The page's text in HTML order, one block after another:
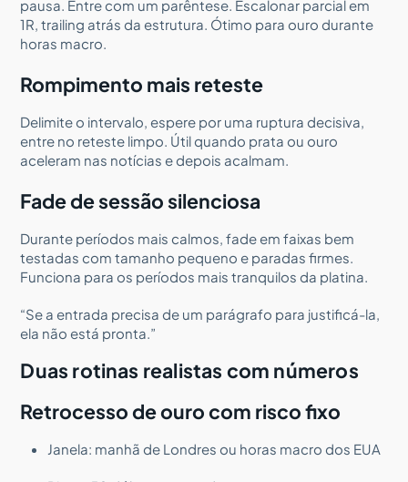
pausa. Entre com um parêntese. Escalonar parcial em
1R, trailing atrás da estrutura. Ótimo para ouro durante
horas macro.
Rompimento mais reteste
Delimite o intervalo, espere por uma ruptura decisiva,
entre no reteste limpo. Útil quando prata ou ouro
aceleram nas notícias e depois acalmam.
Fade de sessão silenciosa
Durante períodos mais calmos, fade em faixas bem
testadas com tamanho pequeno e paradas firmes.
Funciona para os períodos mais tranquilos da platina.
“Se a entrada precisa de um parágrafo para justificá-la,
ela não está pronta.”
Duas rotinas realistas com números
Retrocesso de ouro com risco fixo
Janela: manhã de Londres ou horas macro dos EUA